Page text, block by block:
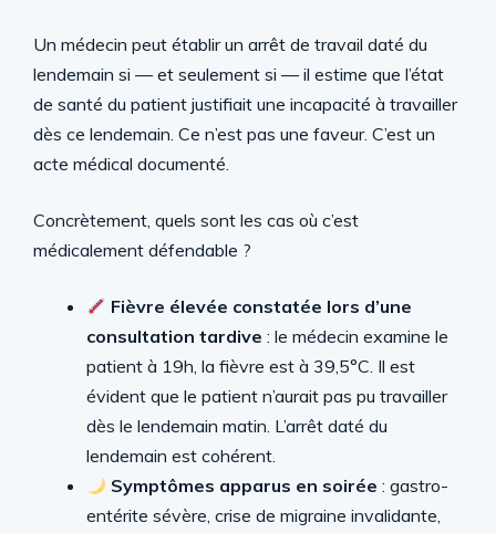
Un médecin peut établir un arrêt de travail daté du
lendemain si — et seulement si — il estime que l’état
de santé du patient justifiait une incapacité à travailler
dès ce lendemain. Ce n’est pas une faveur. C’est un
acte médical documenté.
Concrètement, quels sont les cas où c’est
médicalement défendable ?
Fièvre élevée constatée lors d’une
consultation tardive : le médecin examine le
patient à 19h, la fièvre est à 39,5°C. Il est
évident que le patient n’aurait pas pu travailler
dès le lendemain matin. L’arrêt daté du
lendemain est cohérent.
Symptômes apparus en soirée : gastro-
entérite sévère, crise de migraine invalidante,